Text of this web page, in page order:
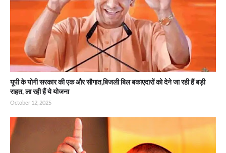
यूपी के योगी सरकार की एक और सौगात,बिजली बिल बकाएदारों को देने जा रही हैं बड़ी
राहत, ला रही हैं ये योजना
October 12, 2025